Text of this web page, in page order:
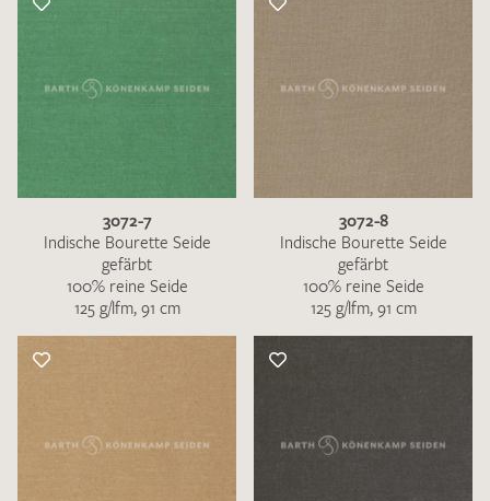
3072-7
Indische Bourette Seide
gefärbt
100% reine Seide
125 g/lfm, 91 cm
3072-8
Indische Bourette Seide
gefärbt
100% reine Seide
125 g/lfm, 91 cm